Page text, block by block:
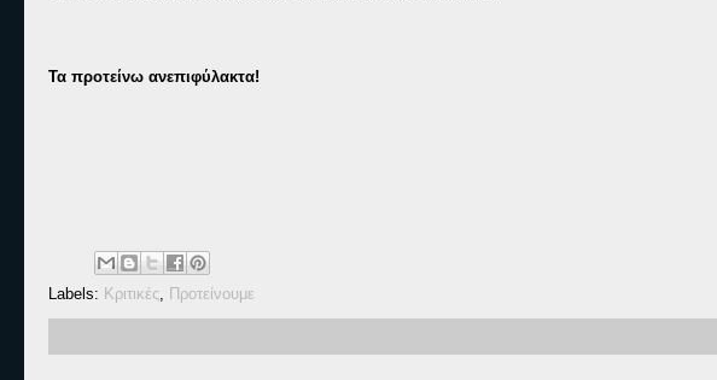
Τα προτείνω ανεπιφύλακτα!
Labels: Κριτικές, Προτείνουμε